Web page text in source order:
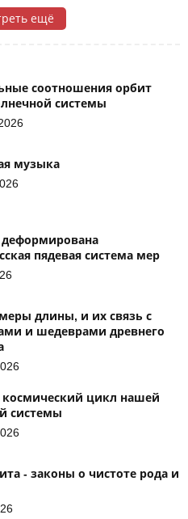
ещё
соотношения орбит
системы
музыка
пядевая система мер
длины, и их связь с
и шедеврами древнего
цикл нашей
системы
- законы о чистоте рода и